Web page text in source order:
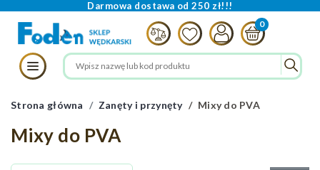
Darmowa dostawa od 250 zł!!!
Strona główna Zanęty i przynęty Mixy do PVA
Mixy do PVA